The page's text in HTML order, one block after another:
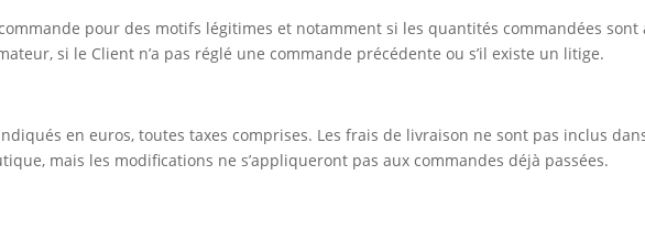
pour des motifs légitimes et notamment si les quantités commandées sont
si le Client n’a pas réglé une commande précédente ou s’il existe un litige.
en euros, toutes taxes comprises. Les frais de livraison ne sont pas inclus
mais les modifications ne s’appliqueront pas aux commandes déjà passées.